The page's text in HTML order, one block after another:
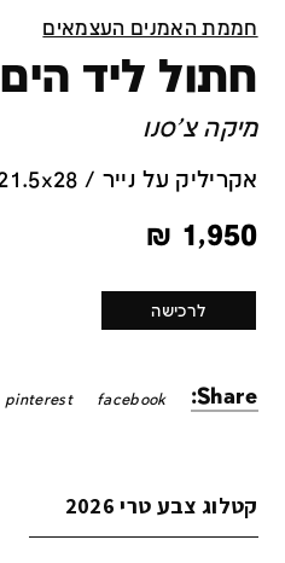
חממת האמנים העצמאים
חתול ליד הים
מיקה צ'סנו
אקריליק על נייר / 21.5x28 ס''מ
1,950
₪
לרכישה
Share:
facebook
pinterest
קטלוג צבע טרי 2026